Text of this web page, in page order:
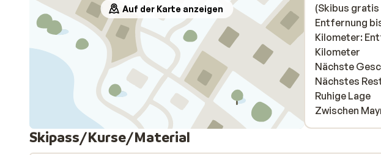
Auf der Karte anzeigen
(Skibus
Entfernung
Kilometer:
Kilometer
Nächste
Nächstes
Ruhige Lage
Zwischen
Skipass/Kurse/Material